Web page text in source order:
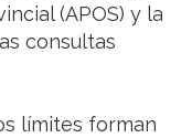
(APOS) y la
consultas
límites forman